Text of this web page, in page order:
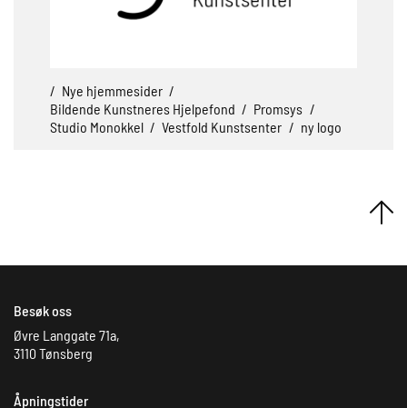
/ Nye hjemmesider /
Bildende Kunstneres Hjelpefond / Promsys /
Studio Monokkel / Vestfold Kunstsenter / ny logo
Besøk oss
Øvre Langgate 71a,
3110 Tønsberg
Åpningstider